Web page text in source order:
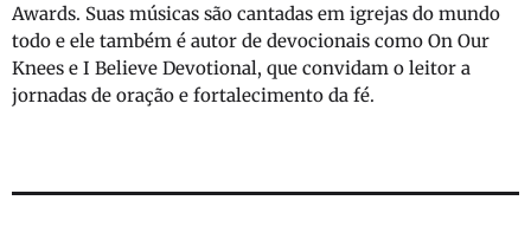
Awards. Suas músicas são cantadas em igrejas do mundo
todo e ele também é autor de devocionais como On Our
Knees e I Believe Devotional, que convidam o leitor a
jornadas de oração e fortalecimento da fé.